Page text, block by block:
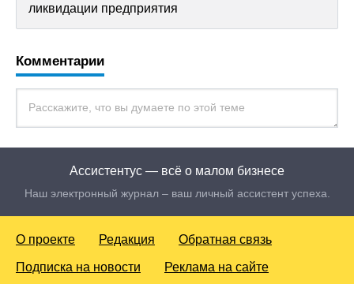
ликвидации предприятия
Комментарии
Ассистентус — всё о малом бизнесе
Наш электронный журнал – ваш личный ассистент успеха.
О проекте Редакция Обратная связь
Подписка на новости Реклама на сайте